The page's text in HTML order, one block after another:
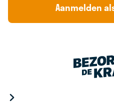
Aanmelden